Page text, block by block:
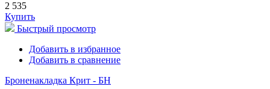
2 535
Купить
Быстрый просмотр
Добавить в избранное
Добавить в сравнение
Броненакладка Крит - БН